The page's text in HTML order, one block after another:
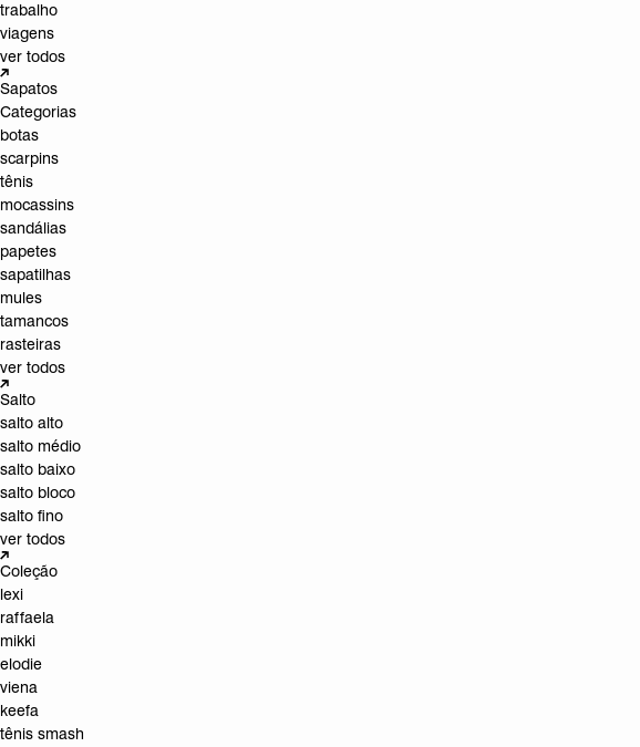
trabalho
viagens
ver todos
Sapatos
Categorias
botas
scarpins
tênis
mocassins
sandálias
papetes
sapatilhas
mules
tamancos
rasteiras
ver todos
Salto
salto alto
salto médio
salto baixo
salto bloco
salto fino
ver todos
Coleção
lexi
raffaela
mikki
elodie
viena
keefa
tênis smash